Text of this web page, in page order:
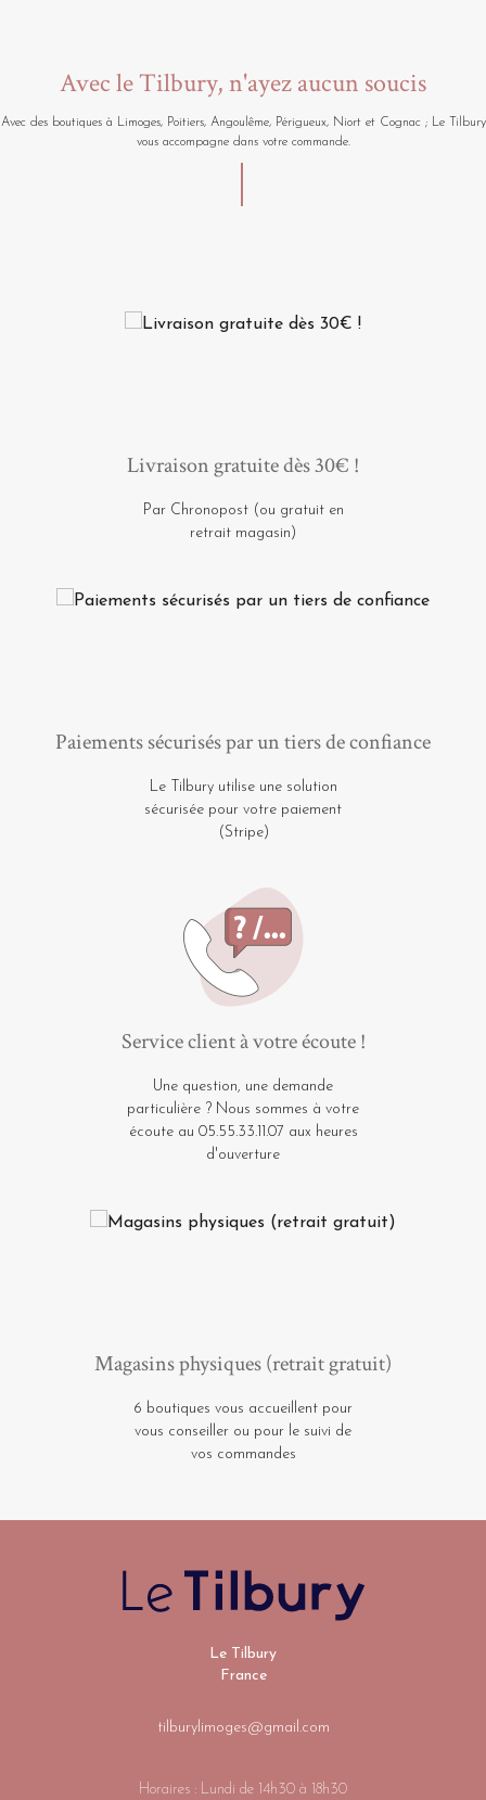
Avec le Tilbury, n'ayez aucun soucis
Avec des boutiques à Limoges, Poitiers, Angoulême, Périgueux, Niort et Cognac ; Le Tilbury
vous accompagne dans votre commande.
Livraison gratuite dès 30€ !
Par Chronopost (ou gratuit en
retrait magasin)
Paiements sécurisés par un tiers de confiance
Le Tilbury utilise une solution
sécurisée pour votre paiement
(Stripe)
Service client à votre écoute !
Une question, une demande
particulière ? Nous sommes à votre
écoute au 05.55.33.11.07 aux heures
d'ouverture
Magasins physiques (retrait gratuit)
6 boutiques vous accueillent pour
vous conseiller ou pour le suivi de
vos commandes
Le Tilbury
France
tilburylimoges@gmail.com
Horaires : Lundi de 14h30 à 18h30